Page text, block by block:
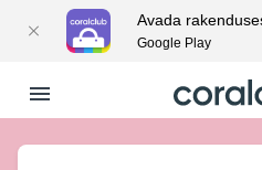
Avada
Google Play